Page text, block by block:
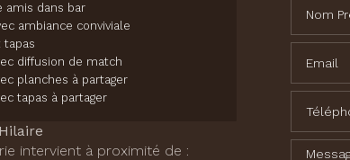
amis dans bar
ambiance conviviale
tapas
diffusion de match
planches à partager
tapas à partager
intervient à proximité de :
Message